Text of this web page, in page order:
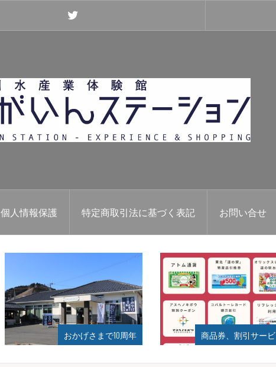
個人情報保護 特定商取引法に基づく表記 お問い合せ
おかげさまで10周年 商品券、割引サービス！